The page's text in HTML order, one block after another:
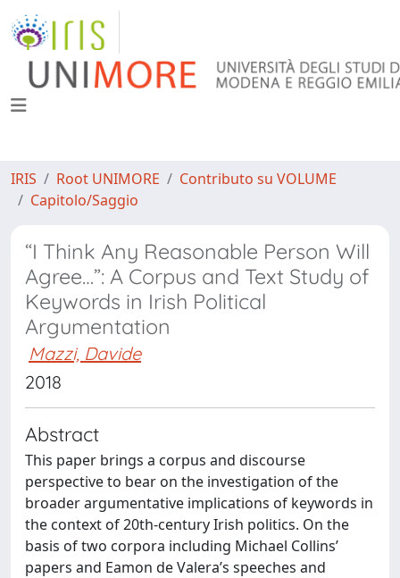
IRIS Root UNIMORE
Contributo su VOLUME
Capitolo/Saggio
“I Think Any Reasonable Person Will
Agree…”: A Corpus and Text Study of
Keywords in Irish Political
Argumentation
Mazzi, Davide
2018
Abstract
This paper brings a corpus and discourse
perspective to bear on the investigation of the
broader argumentative implications of keywords in
the context of 20th-century Irish politics. On the
basis of two corpora including Michael Collins’
papers and Eamon de Valera’s speeches and